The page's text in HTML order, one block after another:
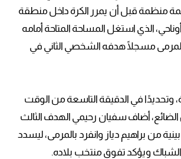
منظمة قبل أن يمرر الكرة داخل منطقة
أوناحي، الذي استغل المساحة المتاحة أمامه
مسجلًا هدفه الشخصي الثاني في
وتحديدًا في الدقيقة التاسعة من الوقت
أضاف سفيان رحيمي الهدف الثالث
من براهيم دياز وانفرد بالمرمى، ليسدد
ويؤكد تفوق منتخب بلاده.